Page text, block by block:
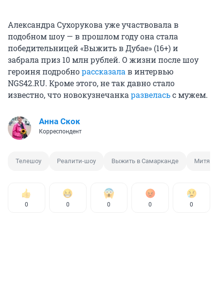
Александра Сухорукова уже участвовала в
подобном шоу — в прошлом году она стала
победительницей «Выжить в Дубае» (16+) и
забрала приз 10 млн рублей. О жизни после шоу
героиня подробнорассказалав интервью
NGS42.RU. Кроме этого, не так давно стало
известно, что новокузнечанкаразвеласьс мужем.
Анна Скок
Корреспондент
Телешоу Реалити-шоу Выжить в Самарканде Митя
0 0 0 0 0